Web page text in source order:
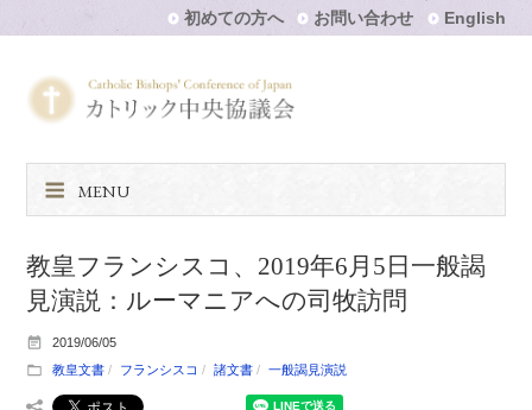
初めての方へ お問い合わせ English
MENU
教皇フランシスコ、2019年6月5日一般謁
見演説：ルーマニアへの司牧訪問
2019/06/05
教皇文書
フランシスコ 諸文書 一般謁見演説